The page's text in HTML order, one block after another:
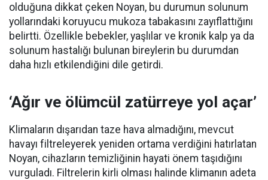
olduğuna dikkat çeken Noyan, bu durumun solunum
yollarındaki koruyucu mukoza tabakasını zayıflattığını
belirtti. Özellikle bebekler, yaşlılar ve kronik kalp ya da
solunum hastalığı bulunan bireylerin bu durumdan
daha hızlı etkilendiğini dile getirdi.
‘Ağır ve ölümcül zatürreye yol açar’
Klimaların dışarıdan taze hava almadığını, mevcut
havayı filtreleyerek yeniden ortama verdiğini hatırlatan
Noyan, cihazların temizliğinin hayati önem taşıdığını
vurguladı. Filtrelerin kirli olması halinde klimanın adeta